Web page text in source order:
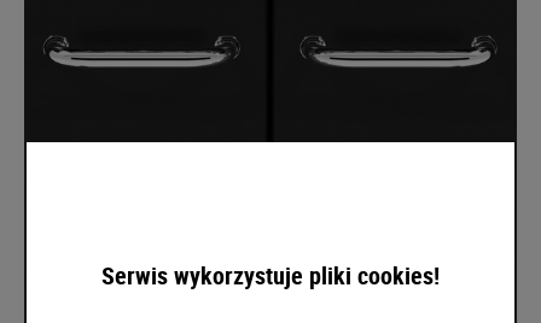
Serwis wykorzystuje pliki cookies!